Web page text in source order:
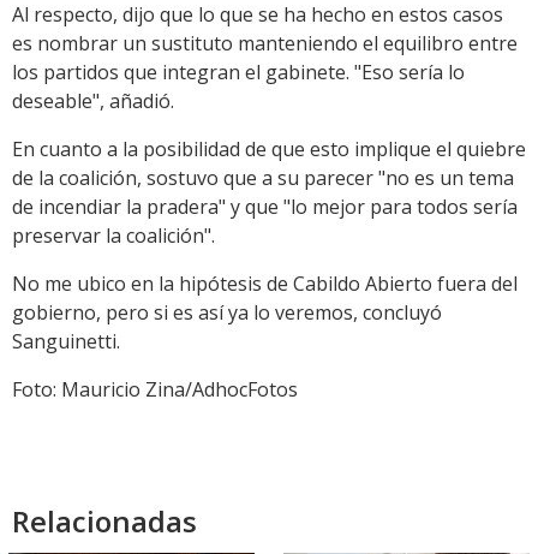
Al respecto, dijo que lo que se ha hecho en estos casos
es nombrar un sustituto manteniendo el equilibro entre
los partidos que integran el gabinete. "Eso sería lo
deseable", añadió.
En cuanto a la posibilidad de que esto implique el quiebre
de la coalición, sostuvo que a su parecer "no es un tema
de incendiar la pradera" y que "lo mejor para todos sería
preservar la coalición".
No me ubico en la hipótesis de Cabildo Abierto fuera del
gobierno, pero si es así ya lo veremos, concluyó
Sanguinetti.
Foto: Mauricio Zina/AdhocFotos
Relacionadas